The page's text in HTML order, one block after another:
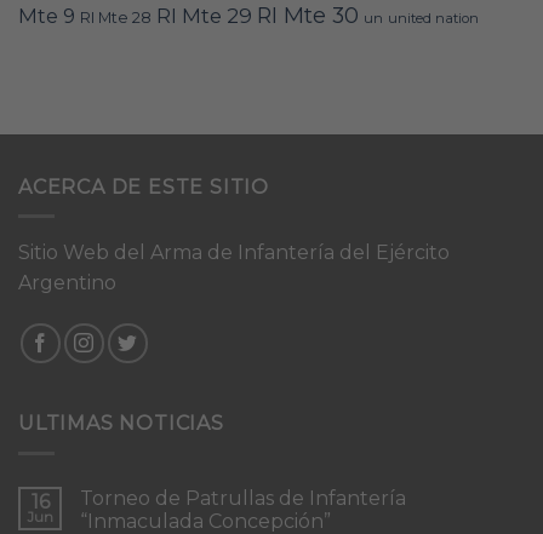
Mte 9 RI Mte 28 RI Mte 29 RI Mte 30 un united nation
ACERCA DE ESTE SITIO
Sitio Web del Arma de Infantería del Ejército
Argentino
ULTIMAS NOTICIAS
16
Jun
Torneo de Patrullas de Infantería
“Inmaculada Concepción”